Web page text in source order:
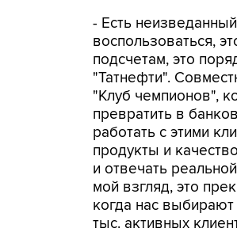
- Есть
воспользоваться,
подсчетам, это
"Татнефти".
"Клуб чемпионов",
превратить в
работать с этими
продукты и
и отвечать
мой взгляд, это
когда нас
тыс. активных